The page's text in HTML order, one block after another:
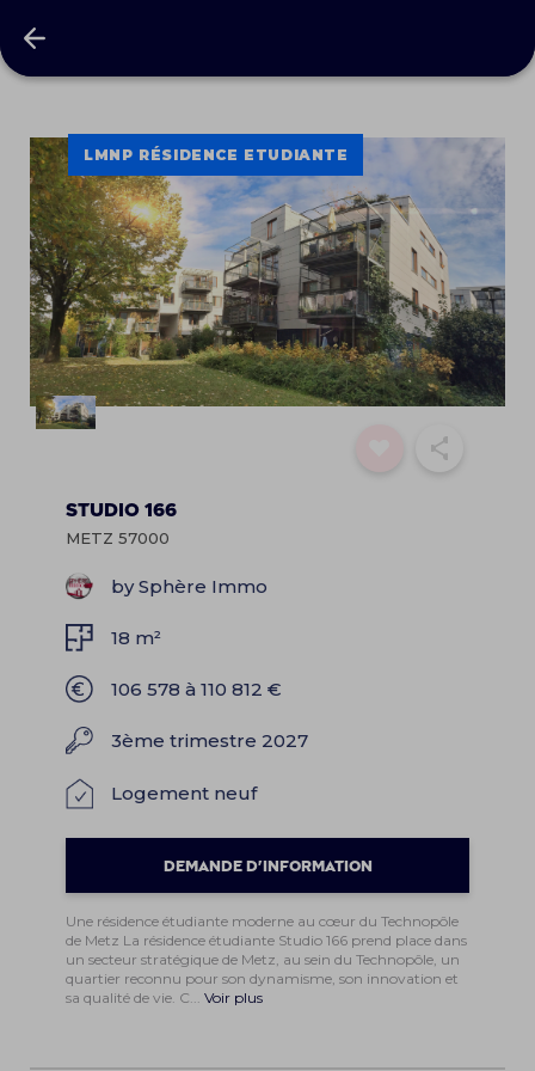
LMNP RÉSIDENCE ETUDIANTE
STUDIO 166
METZ 57000
by Sphère Immo
18 m²
106 578 à 110 812 €
3ème trimestre 2027
Logement neuf
DEMANDE D'INFORMATION
Une résidence étudiante moderne au cœur du Technopôle
de Metz La résidence étudiante Studio 166 prend place dans
un secteur stratégique de Metz, au sein du Technopôle, un
quartier reconnu pour son dynamisme, son innovation et
sa qualité de vie. C...Voir plus